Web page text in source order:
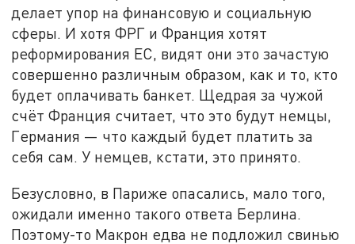
делает упор на финансовую и социальную
сферы. И хотя ФРГ и Франция хотят
реформирования ЕС, видят они это зачастую
совершенно различным образом, как и то, кто
будет оплачивать банкет. Щедрая за чужой
счёт Франция считает, что это будут немцы,
Германия — что каждый будет платить за
себя сам. У немцев, кстати, это принято.
Безусловно, в Париже опасались, мало того,
ожидали именно такого ответа Берлина.
Поэтому-то Макрон едва не подложил свинью